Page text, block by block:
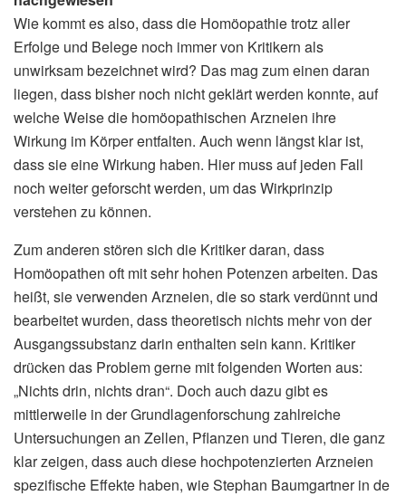
Wie kommt es also, dass die Homöopathie trotz aller
Erfolge und Belege noch immer von Kritikern als
unwirksam bezeichnet wird? Das mag zum einen daran
liegen, dass bisher noch nicht geklärt werden konnte, auf
welche Weise die homöopathischen Arzneien ihre
Wirkung im Körper entfalten. Auch wenn längst klar ist,
dass sie eine Wirkung haben. Hier muss auf jeden Fall
noch weiter geforscht werden, um das Wirkprinzip
verstehen zu können.
Zum anderen stören sich die Kritiker daran, dass
Homöopathen oft mit sehr hohen Potenzen arbeiten. Das
heißt, sie verwenden Arzneien, die so stark verdünnt und
bearbeitet wurden, dass theoretisch nichts mehr von der
Ausgangssubstanz darin enthalten sein kann. Kritiker
drücken das Problem gerne mit folgenden Worten aus:
„Nichts drin, nichts dran“. Doch auch dazu gibt es
mittlerweile in der Grundlagenforschung zahlreiche
Untersuchungen an Zellen, Pflanzen und Tieren, die ganz
klar zeigen, dass auch diese hochpotenzierten Arzneien
spezifische Effekte haben, wie Stephan Baumgartner in de